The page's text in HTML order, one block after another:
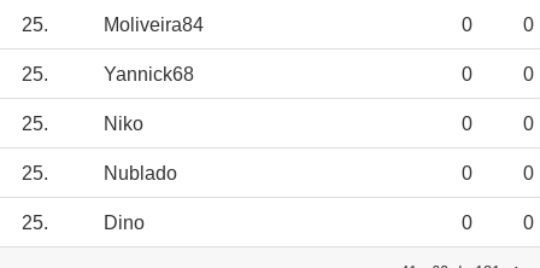
25. Moliveira84 0 0
25. Yannick68 0 0
25. Niko 0 0
25. Nublado 0 0
25. Dino 0 0